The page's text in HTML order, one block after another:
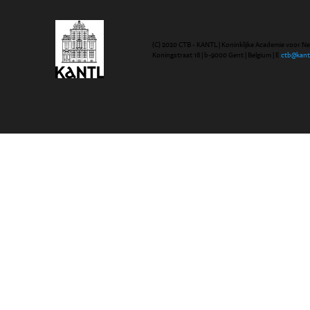
(C) 2020 CTB - KANTL | Koninklijke Academie voor
Koningstraat 18 | b-9000 Gent | Belgium | E